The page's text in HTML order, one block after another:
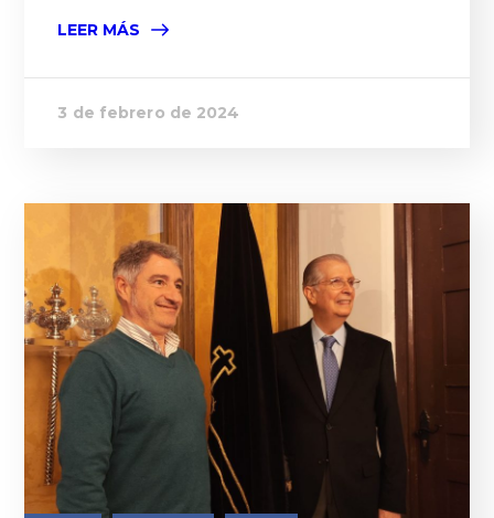
LEER MÁS
3 de febrero de 2024